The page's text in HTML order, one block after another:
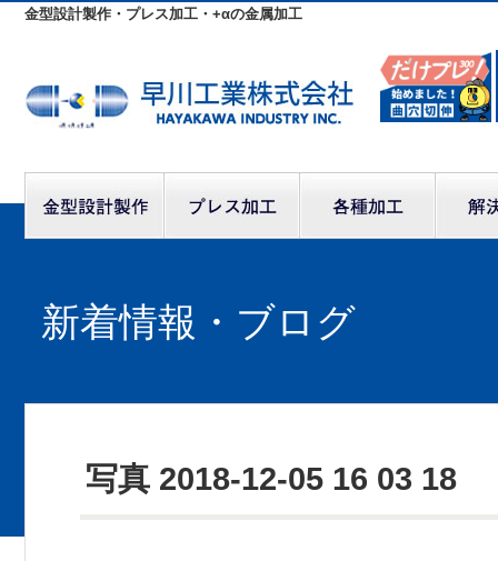
金型設計製作・プレス加工・+αの金属加工
新着情報・ブログ
写真 2018-12-05 16 03 18